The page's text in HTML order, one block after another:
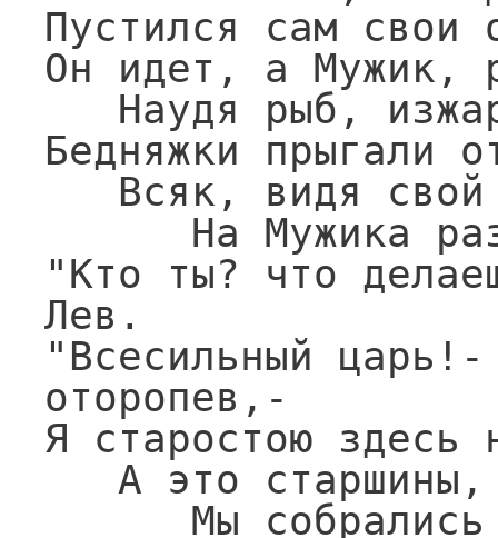
Пустился сам свои
Он идет, а Мужик,
Бедняжки прыгали
"Кто ты? что
Лев.
"Всесильный
оторопев,-
Я старостою здесь